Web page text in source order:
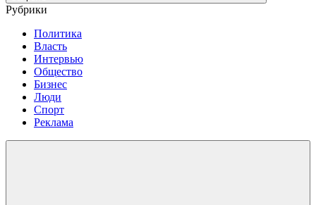
Рубрики
Политика
Власть
Интервью
Общество
Бизнес
Люди
Спорт
Реклама